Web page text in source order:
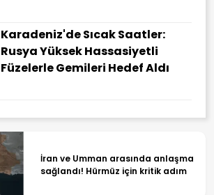
Karadeniz'de Sıcak Saatler:
Rusya Yüksek Hassasiyetli
Füzelerle Gemileri Hedef Aldı
İran ve Umman arasında anlaşma
sağlandı! Hürmüz için kritik adım